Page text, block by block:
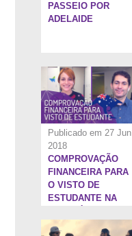
PASSEIO POR
ADELAIDE
Publicado em 27 Jun
2018
COMPROVAÇÃO
FINANCEIRA PARA
O VISTO DE
ESTUDANTE NA
13:11''